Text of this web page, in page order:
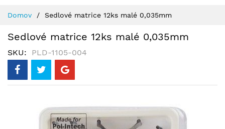
Domov Sedlové matrice 12ks malé 0,035mm
Sedlové matrice 12ks malé 0,035mm
SKU PLD-1105-004